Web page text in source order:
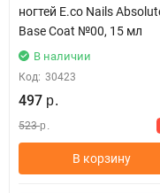
ногтей E.co Nails
Base Coat №00, 15 мл
В наличии
Код: 30423
497 р.
523р.
В корзину